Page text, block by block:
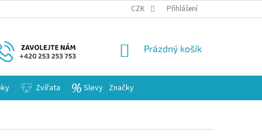
CZK Přihlášení
NÁKUPNÍ
Prázdný košík
Zvířata Slevy Značky